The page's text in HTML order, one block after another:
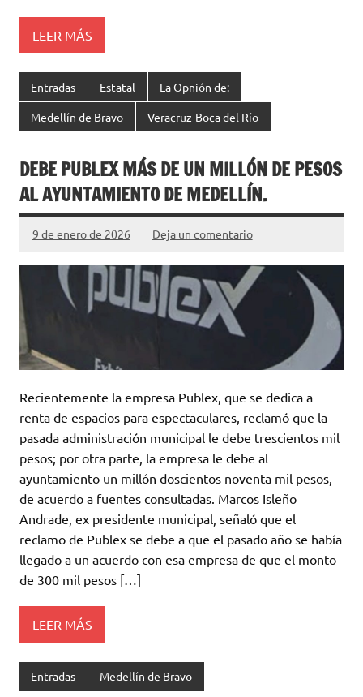
LEER MÁS
Entradas Estatal La Opnión de:
Medellín de Bravo Veracruz-Boca del Río
DEBE PUBLEX MÁS DE UN MILLÓN DE PESOS
AL AYUNTAMIENTO DE MEDELLÍN.
9 de enero de 2026 Deja un comentario
Recientemente la empresa Publex, que se dedica a
renta de espacios para espectaculares, reclamó que la
pasada administración municipal le debe trescientos mil
pesos; por otra parte, la empresa le debe al
ayuntamiento un millón doscientos noventa mil pesos,
de acuerdo a fuentes consultadas. Marcos Isleño
Andrade, ex presidente municipal, señaló que el
reclamo de Publex se debe a que el pasado año se había
llegado a un acuerdo con esa empresa de que el monto
de 300 mil pesos […]
LEER MÁS
Entradas Medellín de Bravo